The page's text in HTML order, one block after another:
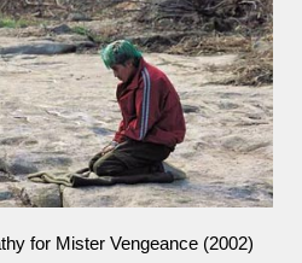
for Mister Vengeance (2002)